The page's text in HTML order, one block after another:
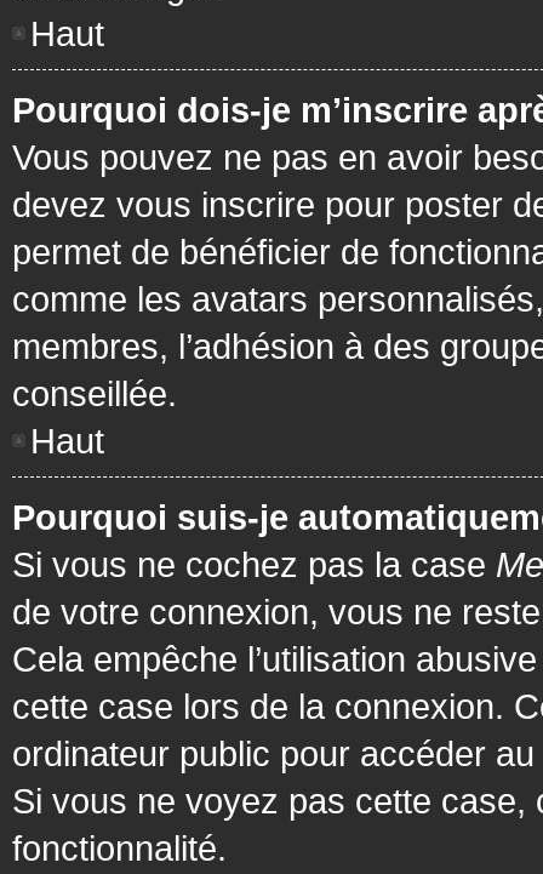
Haut
Pourquoi dois-je m’inscrire
Vous pouvez ne pas en avoir
devez vous inscrire pour poster
permet de bénéficier de
comme les avatars
membres, l’adhésion à des
conseillée.
Haut
Pourquoi suis-je
Si vous ne cochez pas la case
de votre connexion, vous ne
Cela empêche l’utilisation
cette case lors de la connexion.
ordinateur public pour accéder
Si vous ne voyez pas cette case,
fonctionnalité.